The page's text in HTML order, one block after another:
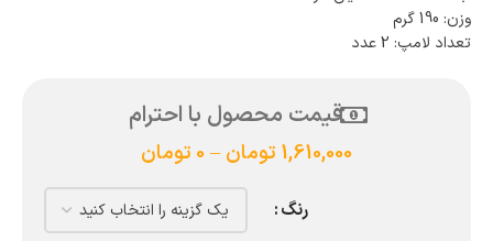
وزن: 190 گرم
تعداد لامپ: 2 عدد
قیمت محصول با احترام
1,610,000 تومان –
0 تومان
رنگ